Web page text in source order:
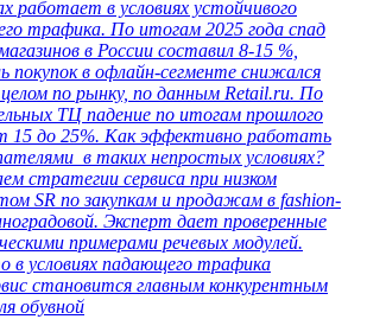
работает в условиях устойчивого
трафика. По итогам 2025 года спад
в России составил 8-15 %,
покупок в офлайн-сегменте снижался
целом по рынку, по данным Retail.ru. По
ТЦ падение по итогам прошлого
15 до 25%. Как эффективно работать
в таких непростых условиях?
стратегии сервиса при низком
SR по закупкам и продажам в fashion-
Эксперт дает проверенные
примерами речевых модулей.
в условиях падающего трафика
становится главным конкурентным
обувной